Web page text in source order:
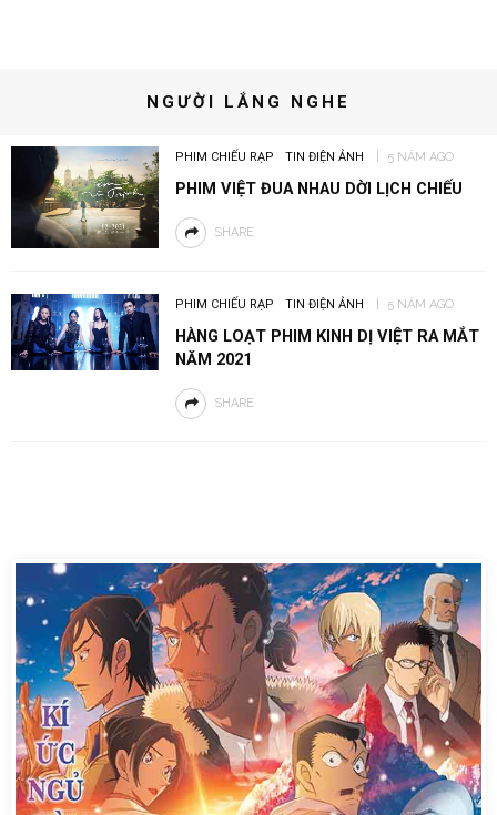
NGƯỜI LẮNG NGHE
PHIM CHIẾU RẠP TIN ĐIỆN ẢNH 5 NĂM AGO
PHIM VIỆT ĐUA NHAU DỜI LỊCH CHIẾU
SHARE
PHIM CHIẾU RẠP TIN ĐIỆN ẢNH 5 NĂM AGO
HÀNG LOẠT PHIM KINH DỊ VIỆT RA MẮT
NĂM 2021
SHARE